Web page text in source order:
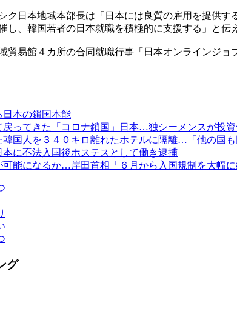
ク日本地域本部長は「日本には良質の雇用を提供
し、韓国若者の日本就職を積極的に支援する」と伝
貿易館４カ所の合同就職行事「日本オンラインジ
日本の鎖国本能
戻ってきた「コロナ鎖国」日本…独シーメンスが投資
韓国人を３４０キロ離れたホテルに隔離…「他の国
本に不法入国後ホステスとして働き逮捕
能になるか…岸田首相「６月から入国規制を大幅に
グ